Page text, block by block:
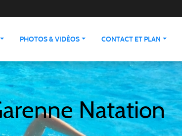
PHOTOS & VIDÉOS CONTACT ET PLAN
Natation